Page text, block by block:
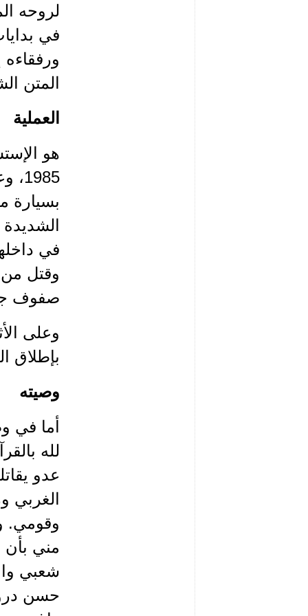
لروحه
في
المتن
العملية
بسيارة
في
وقتل من
صفوف
وعلى
بإطلاق
وصيته
أما في
لله
عدو
وقومي.
مني بأن
شعبي
حسن